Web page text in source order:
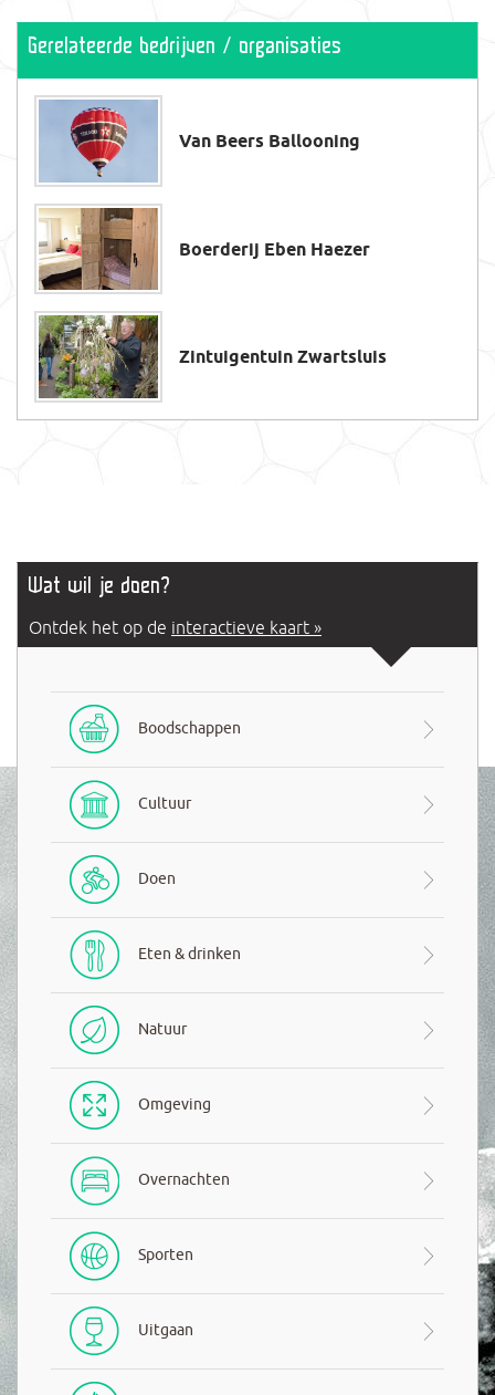
Gerelateerde bedrijven / organisaties
Van Beers Ballooning
Boerderij Eben Haezer
Zintuigentuin Zwartsluis
Wat wil je doen?
Ontdek het op de interactieve kaart »
Boodschappen
Cultuur
Doen
Eten & drinken
Natuur
Omgeving
Overnachten
Sporten
Uitgaan